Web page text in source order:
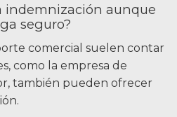
indemnización aunque
seguro?
comercial suelen contar
como la empresa de
también pueden ofrecer